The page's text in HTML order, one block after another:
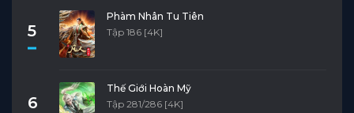
5
Phàm Nhân Tu Tiên
Tập 186 [4K]
6
Thế Giới Hoàn Mỹ
Tập 281/286 [4K]